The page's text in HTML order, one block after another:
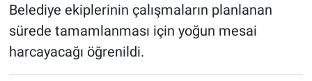
Belediye ekiplerinin çalışmaların planlanan
sürede tamamlanması için yoğun mesai
harcayacağı öğrenildi.